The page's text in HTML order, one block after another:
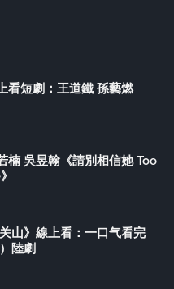
看短劇：王道鐵 孫藝燃
楠 吳昱翰《請別相信她 Too
山》線上看：一口气看完
陸劇